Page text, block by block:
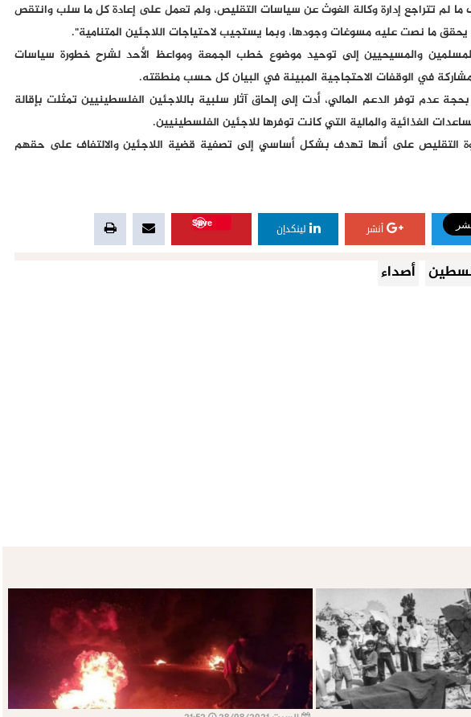
لم تتراجع إدارة وكالة الغوث عن سياسات التقليص، ولم تعمل على إعادة كل ما سلب وانتقص
ما نصت عليه مسوغات وجودها، وبما يستجيب لاحتياجات اللاجئين المتنامية".
والمسيحيين إلى توحيد موضوع خطب الجمعة ومواعظ الأحد لشرح خطورة سياسات
في الوقفات الاحتجاجية المبينة في البيان كل حسب منطقته.
عدم توفر الدعم المالي، أدت إلى إلحاق آثار سلبية باللاجئين الفلسطينيين تمثلت بإقالة
التقليص على أنها تهدف بشكل أساسي إلى تصفية قضية اللاجئين والالتفاف على حقهم
أنشر لينكدإن
Save
أصداء